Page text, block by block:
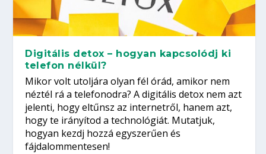
Digitális detox – hogyan kapcsolódj ki
telefon nélkül?
Mikor volt utoljára olyan fél órád, amikor nem
néztél rá a telefonodra? A digitális detox nem azt
jelenti, hogy eltűnsz az internetről, hanem azt,
hogy te irányítod a technológiát. Mutatjuk,
hogyan kezdj hozzá egyszerűen és
fájdalommentesen!